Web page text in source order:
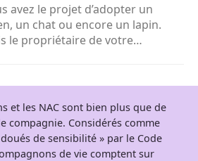
avez le projet d’adopter un
un chat ou encore un lapin.
le propriétaire de votre
et les NAC sont bien plus que de
compagnie. Considérés comme
de sensibilité » par le Code
de vie comptent sur